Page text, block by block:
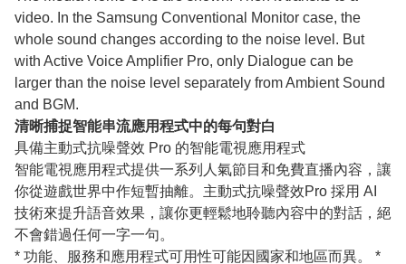
video. In the Samsung Conventional Monitor case, the
whole sound changes according to the noise level. But
with Active Voice Amplifier Pro, only Dialogue can be
larger than the noise level separately from Ambient Sound
and BGM.
清晰捕捉智能串流應用程式中的每句對白
具備主動式抗噪聲效 Pro 的智能電視應用程式
智能電視應用程式提供一系列人氣節目和免費直播內容，讓
你從遊戲世界中作短暫抽離。主動式抗噪聲效Pro 採用 AI
技術來提升語音效果，讓你更輕鬆地聆聽內容中的對話，絕
不會錯過任何一字一句。
* 功能、服務和應用程式可用性可能因國家和地區而異。 *